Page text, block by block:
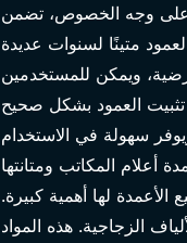
على وجه الخصوص، تضمن
ويمكن للمستخدمين
تثبيت العمود بشكل صحيح
أعلام المكاتب ومتانتها
لها أهمية كبيرة.
الزجاجية. هذه المواد